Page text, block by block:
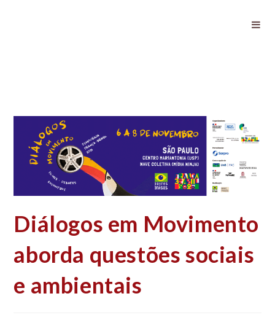
Diálogos em Movimento
aborda questões sociais
e ambientais